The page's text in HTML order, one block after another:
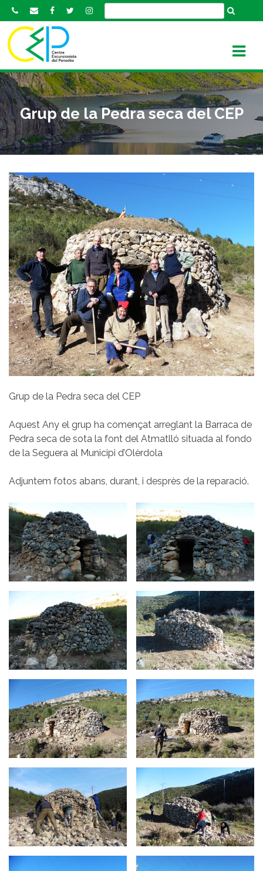
k
o
c
o
n
t
e
Grup de la Pedra seca del CEP
Grup de la Pedra seca del CEP
Aquest Any el grup ha començat arreglant la Barraca de
Pedra seca de sota la font del Atmatlló situada al fondo
de la Seguera al Municipi d’Olèrdola
Adjuntem fotos abans, durant, i desprès de la reparació.